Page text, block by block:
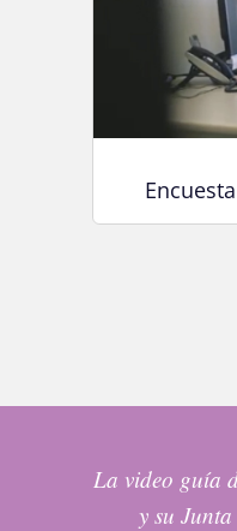
La video guía
y su